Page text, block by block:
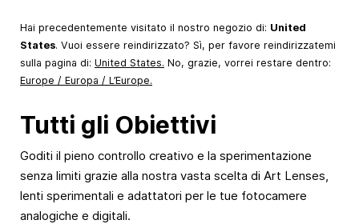
Hai precedentemente visitato il nostro negozio di: United
States. Vuoi essere reindirizzato? Sì, per favore reindirizzatemi
sulla pagina di: United States. No, grazie, vorrei restare dentro:
Europe / Europa / L’Europe.
Tutti gli Obiettivi
Goditi il pieno controllo creativo e la sperimentazione
senza limiti grazie alla nostra vasta scelta di Art Lenses,
lenti sperimentali e adattatori per le tue fotocamere
analogiche e digitali.